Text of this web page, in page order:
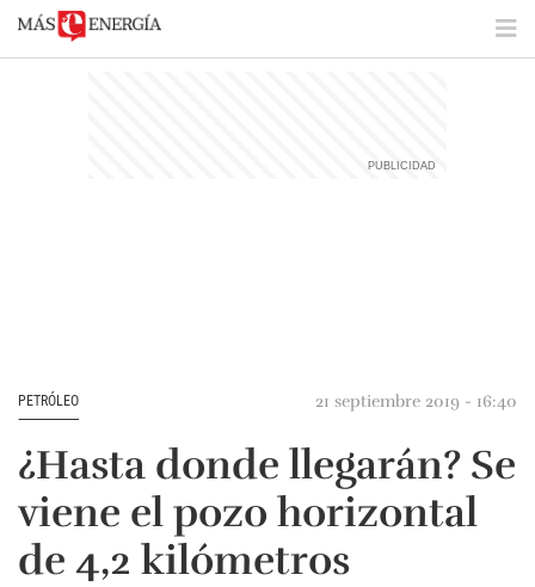
PETRÓLEO 21 septiembre 2019 - 16:40
¿Hasta donde llegarán? Se
viene el pozo horizontal
de 4,2 kilómetros